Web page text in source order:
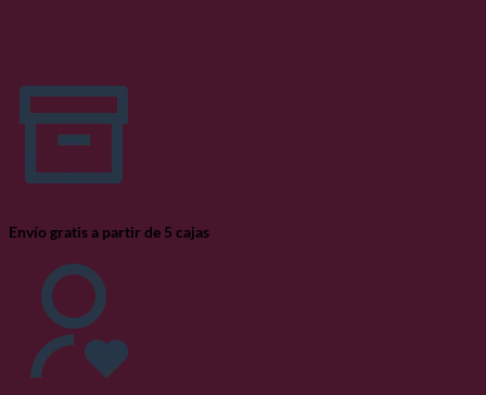
Envío gratis a partir de 5 cajas